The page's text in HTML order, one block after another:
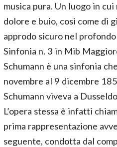
musica pura. Un luogo in
dolore e buio, così come di
approdo sicuro nel
Sinfonia n. 3 in Mib
Schumann è una sinfonia
novembre al 9 dicembre
Schumann viveva a
L’opera stessa è infatti
prima rappresentazione
seguente, condotta dal